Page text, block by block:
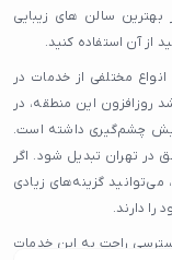
سالن های زیبایی
از آن استفاده کنید.
مختلفی از خدمات در
روزافزون این منطقه، در
چشم‌گیری داشته است.
در تهران تبدیل شود. اگر
گزینه‌های زیادی
را دارند.
راحت به این خدمات